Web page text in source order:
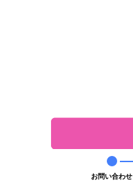
お問い合わせ